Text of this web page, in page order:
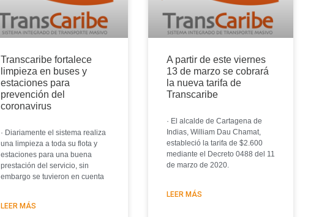
Transcaribe fortalece
limpieza en buses y
estaciones para
prevención del
coronavirus
· Diariamente el sistema realiza
una limpieza a toda su flota y
estaciones para una buena
prestación del servicio, sin
embargo se tuvieron en cuenta
LEER MÁS
A partir de este viernes
13 de marzo se cobrará
la nueva tarifa de
Transcaribe
· El alcalde de Cartagena de
Indias, William Dau Chamat,
estableció la tarifa de $2.600
mediante el Decreto 0488 del 11
de marzo de 2020.
LEER MÁS